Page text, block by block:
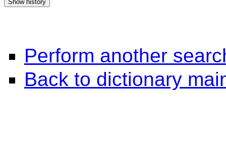
Perform another
Back to dictionary